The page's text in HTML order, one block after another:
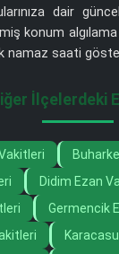
dair
konum
saati
İlçelerdeki
Didim Ezan
Germencik